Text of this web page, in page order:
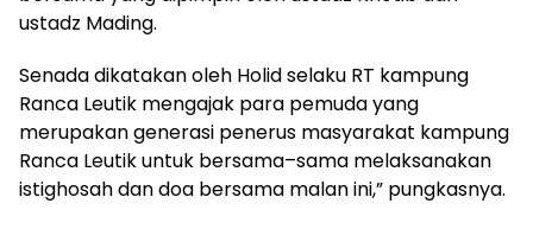
ustadz Mading.
Senada dikatakan oleh Holid selaku RT kampung
Ranca Leutik mengajak para pemuda yang
merupakan generasi penerus masyarakat kampung
Ranca Leutik untuk bersama–sama melaksanakan
istighosah dan doa bersama malan ini,” pungkasnya.